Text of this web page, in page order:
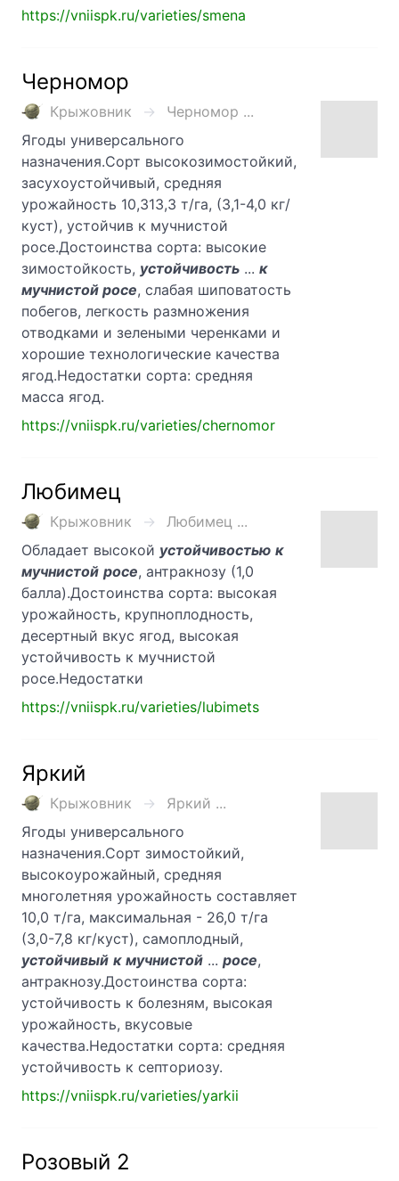
https://vniispk.ru/varieties/smena
Черномор
Крыжовник
Черномор ...
Ягоды универсального
назначения.Сорт высокозимостойкий,
засухоустойчивый, средняя
урожайность 10,313,3 т/га, (3,1-4,0 кг/
куст), устойчив к мучнистой
росе.Достоинства сорта: высокие
зимостойкость, устойчивость ... к
мучнистой росе, слабая шиповатость
побегов, легкость размножения
отводками и зелеными черенками и
хорошие технологические качества
ягод.Недостатки сорта: средняя
масса ягод.
https://vniispk.ru/varieties/chernomor
Любимец
Крыжовник
Любимец ...
Обладает высокой устойчивостью к
мучнистой росе, антракнозу (1,0
балла).Достоинства сорта: высокая
урожайность, крупноплодность,
десертный вкус ягод, высокая
устойчивость к мучнистой
росе.Недостатки
https://vniispk.ru/varieties/lubimets
Яркий
Крыжовник
Яркий ...
Ягоды универсального
назначения.Сорт зимостойкий,
высокоурожайный, средняя
многолетняя урожайность составляет
10,0 т/га, максимальная - 26,0 т/га
(3,0-7,8 кг/куст), самоплодный,
устойчивый к мучнистой ... росе,
антракнозу.Достоинства сорта:
устойчивость к болезням, высокая
урожайность, вкусовые
качества.Недостатки сорта: средняя
устойчивость к септориозу.
https://vniispk.ru/varieties/yarkii
Розовый 2